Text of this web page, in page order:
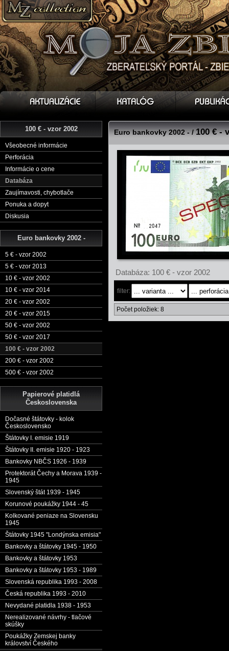
100 € - vzor 2002
Všeobecné informácie
Perforácia
Informácie o cene
Databáza
Zaujímavosti, chybotlače
Ponuka a dopyt
Diskusia
Euro bankovky 2002 -
5 € - vzor 2002
5 € - vzor 2013
10 € - vzor 2002
10 € - vzor 2014
20 € - vzor 2002
20 € - vzor 2015
50 € - vzor 2002
50 € - vzor 2017
100 € - vzor 2002
200 € - vzor 2002
500 € - vzor 2002
Papierové platidlá
Československa
Dočasné štátovky - kolok
Československo
Štátovky I. emisie 1919
Štátovky II. emisie 1920 - 1923
Bankovky NBČS 1926 - 1939
Protektorát Čechy a Morava 1939 -
1945
Slovenský štát 1939 - 1945
Korunové poukážky 1944 - 45
Kolkované peniaze na Slovensku
1945
Štátovky 1945 "Londýnska emisia"
Bankovky a štátovky 1945 - 1950
Bankovky a štátovky 1953
Bankovky a štátovky 1953 - 1989
Slovenská republika 1993 - 2008
Česká republika 1993 - 2010
Nevydané platidla 1938 - 1953
Nerealizované návrhy - tlačové
skúšky
Poukážky Zemskej banky
království Českého
Euro bankovky 2002 - /100 € -
Databáza: 100 € - vzor 2002
filter:
Počet položiek: 8